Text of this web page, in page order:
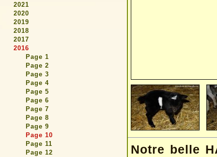
2021
2020
2019
2018
2017
2016
Page 1
Page 2
Page 3
Page 4
Page 5
Page 6
Page 7
Page 8
Page 9
Page 10
Page 11
Page 12
Notre belle